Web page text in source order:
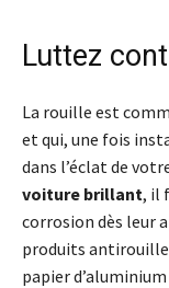
Luttez
La rouille est
et qui, une fois
dans l’éclat de
voiture brillant, il
corrosion dès leur
produits antirouille
papier